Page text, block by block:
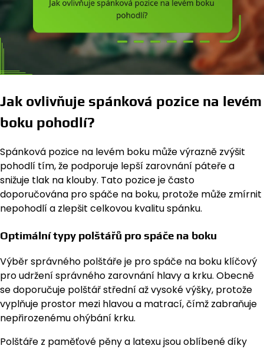
Jak ovlivňuje spánková pozice na levém
boku pohodlí?
Spánková pozice na levém boku může výrazně zvýšit
pohodlí tím, že podporuje lepší zarovnání páteře a
snižuje tlak na klouby. Tato pozice je často
doporučována pro spáče na boku, protože může zmírnit
nepohodlí a zlepšit celkovou kvalitu spánku.
Optimální typy polštářů pro spáče na boku
Výběr správného polštáře je pro spáče na boku klíčový
pro udržení správného zarovnání hlavy a krku. Obecně
se doporučuje polštář střední až vysoké výšky, protože
vyplňuje prostor mezi hlavou a matrací, čímž zabraňuje
nepřirozenému ohýbání krku.
Polštáře z paměťové pěny a latexu jsou oblíbené díky